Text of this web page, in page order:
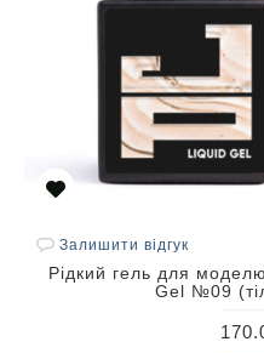
Залишити відгук
Рідкий гель для
Gel №09